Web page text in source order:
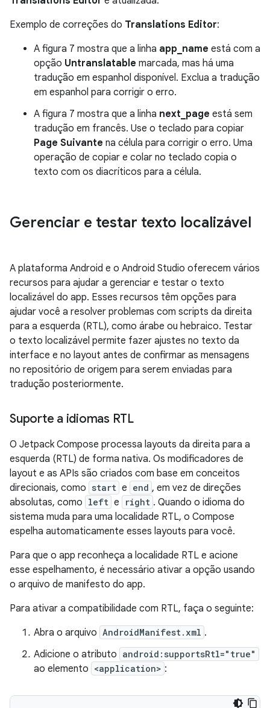
Exemplo de correções do Translations Editor:
A figura 7 mostra que a linha app_name está com a
opção Untranslatable marcada, mas há uma
tradução em espanhol disponível. Exclua a tradução
em espanhol para corrigir o erro.
A figura 7 mostra que a linha next_page está sem
tradução em francês. Use o teclado para copiar
Page Suivante na célula para corrigir o erro. Uma
operação de copiar e colar no teclado copia o
texto com os diacríticos para a célula.
Gerenciar e testar texto localizável
A plataforma Android e o Android Studio oferecem vários
recursos para ajudar a gerenciar e testar o texto
localizável do app. Esses recursos têm opções para
ajudar você a resolver problemas com scripts da direita
para a esquerda (RTL), como árabe ou hebraico. Testar
o texto localizável permite fazer ajustes no texto da
interface e no layout antes de confirmar as mensagens
no repositório de origem para serem enviadas para
tradução posteriormente.
Suporte a idiomas RTL
O Jetpack Compose processa layouts da direita para a
esquerda (RTL) de forma nativa. Os modificadores de
layout e as APIs são criados com base em conceitos
direcionais, como start e end , em vez de direções
absolutas, como left e right . Quando o idioma do
sistema muda para uma localidade RTL, o Compose
espelha automaticamente esses layouts para você.
Para que o app reconheça a localidade RTL e acione
esse espelhamento, é necessário ativar a opção usando
o arquivo de manifesto do app.
Para ativar a compatibilidade com RTL, faça o seguinte:
Abra o arquivo AndroidManifest.xml .
Adicione o atributo android:supportsRtl="true"
ao elemento <application> :